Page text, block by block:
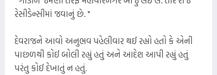
રેસીડેન્સીમાં જવાનું છે. "
દેવરાજને આવો અનુભવ પહેલીવાર થઈ રહ્યો હતો કે એની
પાછળથી કોઈ બોલી રહ્યું હતું અને આદેશ આપી રહ્યું હતું
પરંતુ કોઈ દેખાતું ન હતું.